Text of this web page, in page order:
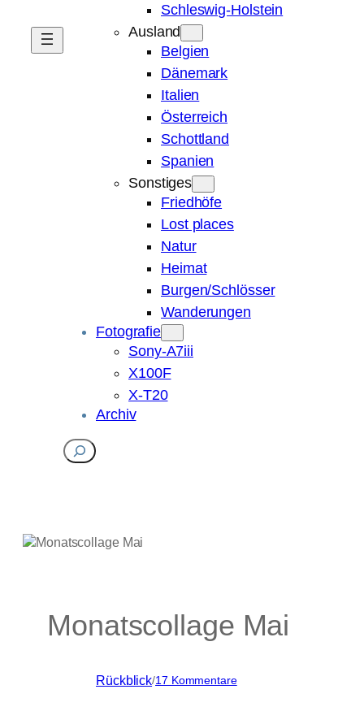
Schleswig-Holstein
Ausland
Belgien
Dänemark
Italien
Österreich
Schottland
Spanien
Sonstiges
Friedhöfe
Lost places
Natur
Heimat
Burgen/Schlösser
Wanderungen
Fotografie
Sony-A7iii
X100F
X-T20
Archiv
Suchen
Monatscollage Mai
Rückblick/17 Kommentarezu